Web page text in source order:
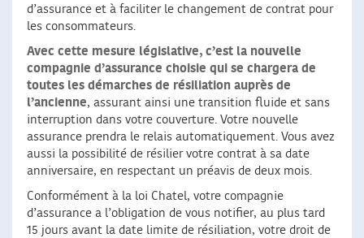
d’assurance et à faciliter le changement de contrat pour
les consommateurs.
Avec cette mesure législative, c’est la nouvelle
compagnie d’assurance choisie qui se chargera de
toutes les démarches de résiliation auprès de
l’ancienne, assurant ainsi une transition fluide et sans
interruption dans votre couverture. Votre nouvelle
assurance prendra le relais automatiquement. Vous avez
aussi la possibilité de résilier votre contrat à sa date
anniversaire, en respectant un préavis de deux mois.
Conformément à la loi Chatel, votre compagnie
d’assurance a l’obligation de vous notifier, au plus tard
15 jours avant la date limite de résiliation, votre droit de